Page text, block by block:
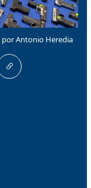
por Antonio Heredia